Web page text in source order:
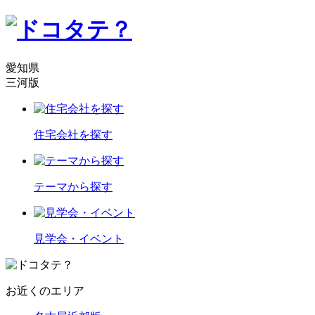
愛知県
三河版
住宅会社を探す
テーマから探す
見学会・イベント
お近くのエリア